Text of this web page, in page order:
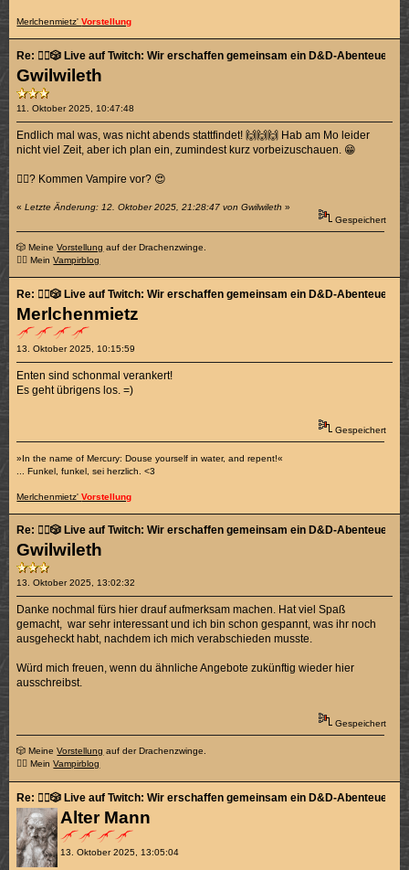
Merlchenmietz'Vorstellung
Gwilwileth
11. Oktober 2025, 10:47:48
Re: 🧙‍♂️🎲 Live auf Twitch: Wir erschaffen gemeinsam ein D&D-Abenteuer!
Endlich mal was, was nicht abends stattfindet! 🙌🙌🙌 Hab am Mo leider
nicht viel Zeit, aber ich plan ein, zumindest kurz vorbeizuschauen. 😁
🧛‍♂️? Kommen Vampire vor? 😍
«Letzte Änderung: 12. Oktober 2025, 21:28:47 von Gwilwileth »
Gespeichert
🎲 MeineVorstellung auf der Drachenzwinge.
🧛‍♂️ MeinVampirblog
Merlchenmietz
13. Oktober 2025, 10:15:59
Re: 🧙‍♂️🎲 Live auf Twitch: Wir erschaffen gemeinsam ein D&D-Abenteuer!
Enten sind schonmal verankert!
Es geht übrigens los. =)
Gespeichert
»In the name of Mercury: Douse yourself in water, and repent!«
... Funkel, funkel, sei herzlich. <3
Merlchenmietz'Vorstellung
Gwilwileth
13. Oktober 2025, 13:02:32
Re: 🧙‍♂️🎲 Live auf Twitch: Wir erschaffen gemeinsam ein D&D-Abenteuer!
Danke nochmal fürs hier drauf aufmerksam machen. Hat viel Spaß
gemacht, war sehr interessant und ich bin schon gespannt, was ihr noch
ausgeheckt habt, nachdem ich mich verabschieden musste.
Würd mich freuen, wenn du ähnliche Angebote zukünftig wieder hier
ausschreibst.
Gespeichert
🎲 MeineVorstellung auf der Drachenzwinge.
🧛‍♂️ MeinVampirblog
Alter Mann
13. Oktober 2025, 13:05:04
Re: 🧙‍♂️🎲 Live auf Twitch: Wir erschaffen gemeinsam ein D&D-Abenteuer!